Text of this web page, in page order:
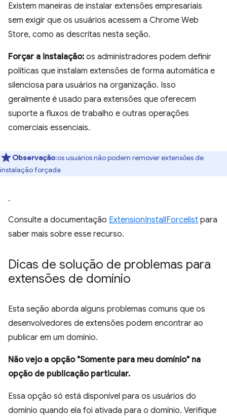
Existem maneiras de instalar extensões empresariais
sem exigir que os usuários acessem a Chrome Web
Store, como as descritas nesta seção.
Forçar a instalação: os administradores podem definir
políticas que instalam extensões de forma automática e
silenciosa para usuários na organização. Isso
geralmente é usado para extensões que oferecem
suporte a fluxos de trabalho e outras operações
comerciais essenciais.
Observação:os usuários não podem remover extensões de
instalação forçada
.
Consulte a documentação ExtensionInstallForcelist para
saber mais sobre esse recurso.
Dicas de solução de problemas para
extensões de domínio
Esta seção aborda alguns problemas comuns que os
desenvolvedores de extensões podem encontrar ao
publicar em um domínio.
Não vejo a opção "Somente para meu domínio" na
opção de publicação particular.
Essa opção só está disponível para os usuários do
domínio quando ela foi ativada para o domínio. Verifique